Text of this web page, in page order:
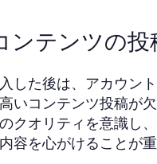
ンテンツの投
した後は、アカウン
いコンテンツ投稿が
クオリティを意識し
容を心がけることが重